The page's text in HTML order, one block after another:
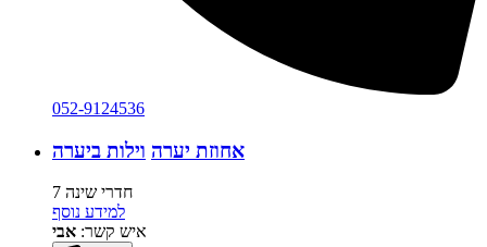
052-9124536
אחוזת יערה וילות ביערה
7 חדרי שינה
למידע נוסף
איש קשר: אבי